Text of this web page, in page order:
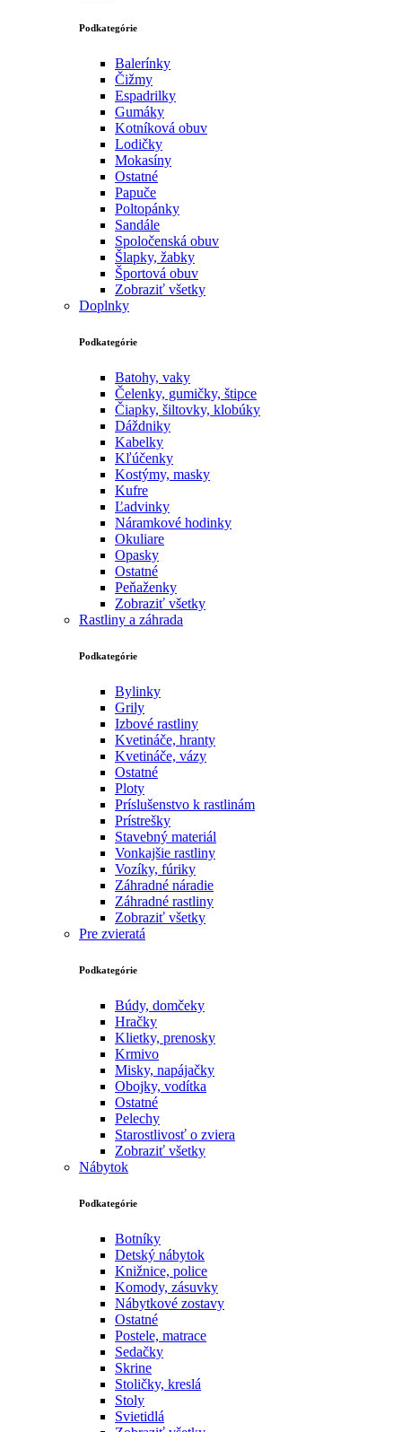
Podkategórie
Balerínky
Čižmy
Espadrilky
Gumáky
Kotníková obuv
Lodičky
Mokasíny
Ostatné
Papuče
Poltopánky
Sandále
Spoločenská obuv
Šlapky, žabky
Športová obuv
Zobraziť všetky
Doplnky
Podkategórie
Batohy, vaky
Čelenky, gumičky, štipce
Čiapky, šiltovky, klobúky
Dáždniky
Kabelky
Kľúčenky
Kostýmy, masky
Kufre
Ľadvinky
Náramkové hodinky
Okuliare
Opasky
Ostatné
Peňaženky
Zobraziť všetky
Rastliny a záhrada
Podkategórie
Bylinky
Grily
Izbové rastliny
Kvetináče, hranty
Kvetináče, vázy
Ostatné
Ploty
Príslušenstvo k rastlinám
Prístrešky
Stavebný materiál
Vonkajšie rastliny
Vozíky, fúriky
Záhradné náradie
Záhradné rastliny
Zobraziť všetky
Pre zvieratá
Podkategórie
Búdy, domčeky
Hračky
Klietky, prenosky
Krmivo
Misky, napájačky
Obojky, vodítka
Ostatné
Pelechy
Starostlivosť o zviera
Zobraziť všetky
Nábytok
Podkategórie
Botníky
Detský nábytok
Knižnice, police
Komody, zásuvky
Nábytkové zostavy
Ostatné
Postele, matrace
Sedačky
Skrine
Stoličky, kreslá
Stoly
Svietidlá